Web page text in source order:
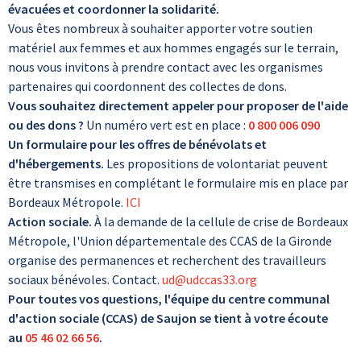
évacuées et coordonner la solidarité.
Vous êtes nombreux à souhaiter apporter votre soutien
matériel aux femmes et aux hommes engagés sur le terrain,
nous vous invitons à prendre contact avec les organismes
partenaires qui coordonnent des collectes de dons.
Vous souhaitez directement appeler pour proposer de l'aide
ou des dons ? Un numéro vert est en place : 0 800 006 090
Un formulaire pour les offres de bénévolats et
d'hébergements. Les propositions de volontariat peuvent
être transmises en complétant le formulaire mis en place par
Bordeaux Métropole. ICI
Action sociale. À la demande de la cellule de crise de Bordeaux
Métropole, l'Union départementale des CCAS de la Gironde
organise des permanences et recherchent des travailleurs
sociaux bénévoles. Contact. ud@udccas33.org
Pour toutes vos questions, l'équipe du centre communal
d'action sociale (CCAS) de Saujon se tient à votre écoute
au 05 46 02 66 56.